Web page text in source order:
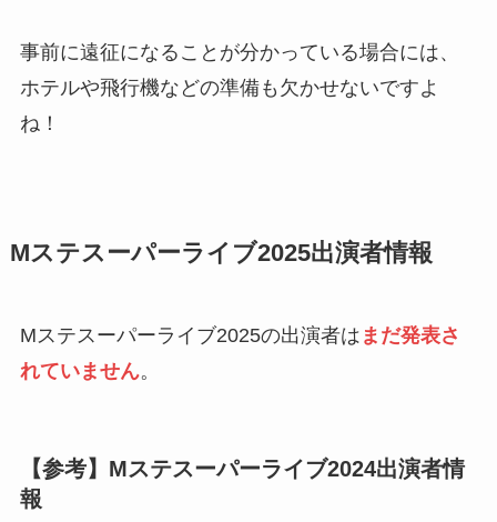
事前に遠征になることが分かっている場合には、
ホテルや飛行機などの準備も欠かせないですよ
ね！
Mステスーパーライブ2025出演者情報
Mステスーパーライブ2025の出演者は まだ発表さ
れていません。
【参考】Mステスーパーライブ2024出演者情
報